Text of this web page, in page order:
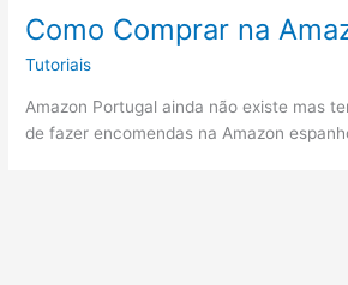
Como Comprar na
Tutoriais
Amazon Portugal ainda não existe mas
de fazer encomendas na Amazon